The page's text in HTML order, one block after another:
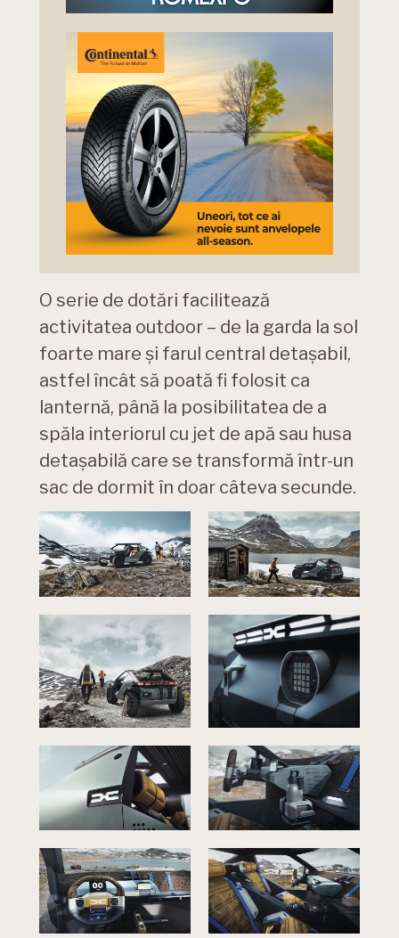
O serie de dotări facilitează
activitatea outdoor – de la garda la sol
foarte mare și farul central detașabil,
astfel încât să poată fi folosit ca
lanternă, până la posibilitatea de a
spăla interiorul cu jet de apă sau husa
detașabilă care se transformă într-un
sac de dormit în doar câteva secunde.